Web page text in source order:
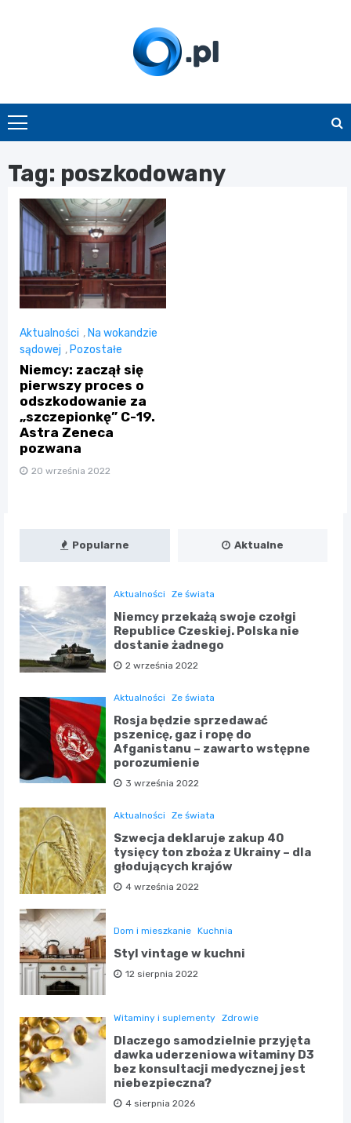
O.pl
Tag: poszkodowany
Aktualności , Na wokandzie
sądowej , Pozostałe
Niemcy: zaczął się
pierwszy proces o
odszkodowanie za
„szczepionkę” C-19.
Astra Zeneca
pozwana
20 września 2022
Popularne Aktualne
Aktualności Ze świata
Niemcy przekażą swoje czołgi
Republice Czeskiej. Polska nie
dostanie żadnego
2 września 2022
Aktualności Ze świata
Rosja będzie sprzedawać
pszenicę, gaz i ropę do
Afganistanu – zawarto wstępne
porozumienie
3 września 2022
Aktualności Ze świata
Szwecja deklaruje zakup 40
tysięcy ton zboża z Ukrainy – dla
głodujących krajów
4 września 2022
Dom i mieszkanie Kuchnia
Styl vintage w kuchni
12 sierpnia 2022
Witaminy i suplementy Zdrowie
Dlaczego samodzielnie przyjęta
dawka uderzeniowa witaminy D3
bez konsultacji medycznej jest
niebezpieczna?
4 sierpnia 2026